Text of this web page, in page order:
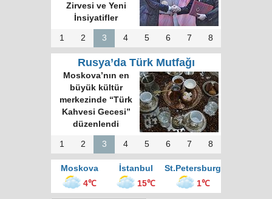
Zirvesi ve Yeni
İnsiyatifler
1 2 3 4 5 6 7 8
Rusya’da Türk Mutfağı
Moskova’nın en
büyük kültür
merkezinde “Türk
Kahvesi Gecesi”
düzenlendi
1 2 3 4 5 6 7 8
Moskova İstanbul
St.Petersburg
4℃
15℃ 1℃